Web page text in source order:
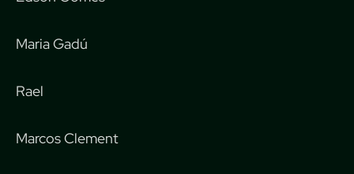
Maria Gadú
Rael
Marcos Clement